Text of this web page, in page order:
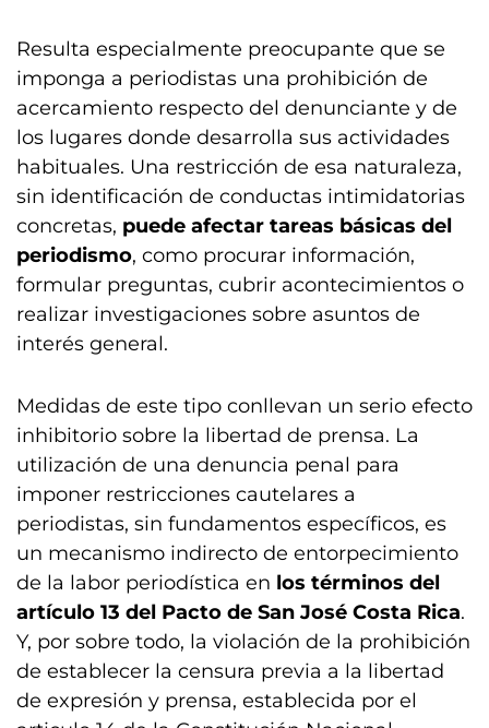
Resulta especialmente preocupante que se
imponga a periodistas una prohibición de
acercamiento respecto del denunciante y de
los lugares donde desarrolla sus actividades
habituales. Una restricción de esa naturaleza,
sin identificación de conductas intimidatorias
concretas, puede afectar tareas básicas del
periodismo, como procurar información,
formular preguntas, cubrir acontecimientos o
realizar investigaciones sobre asuntos de
interés general.
Medidas de este tipo conllevan un serio efecto
inhibitorio sobre la libertad de prensa. La
utilización de una denuncia penal para
imponer restricciones cautelares a
periodistas, sin fundamentos específicos, es
un mecanismo indirecto de entorpecimiento
de la labor periodística en los términos del
artículo 13 del Pacto de San José Costa Rica.
Y, por sobre todo, la violación de la prohibición
de establecer la censura previa a la libertad
de expresión y prensa, establecida por el